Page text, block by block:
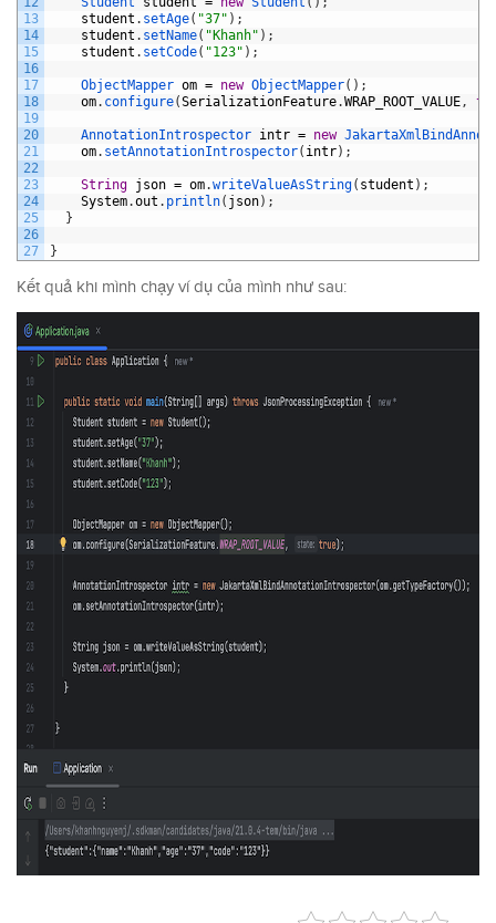
13
14
15
16
17
18
19
20
21
22
23
24
25
26
27
student . setAge( "37" ) ;
student . setName( "Khanh" ) ;
student . setCode( "123" ) ;
ObjectMapper om = new ObjectMapper( ) ;
om. configure(SerializationFeature.WRAP_ROOT_VALUE ,
AnnotationIntrospector intr = new
om. setAnnotationIntrospector( intr) ;
String json = om.writeValueAsString( student ) ;
System.out . println( json) ;
}
}
Kết quả khi mình chạy ví dụ của mình như sau: